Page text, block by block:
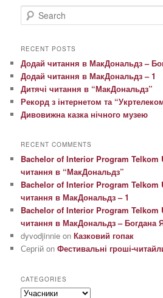
e
r
h
RECENT POSTS
Додай читання в МакДональдз –
Додай читання в МакДональдз – 1
Дитячі читання в “МакДональдз”
Рекорд з інтернетом та
Дивовижна казка нічного музею
RECENT COMMENTS
Bachelor of Interior Program Telkom
читання в “МакДональдз”
Bachelor of Interior Program Telkom
читання в МакДональдз – 1
Bachelor of Interior Program Telkom
читання в МакДональдз – Богдана
dyvodjinnie onКазковий гопак
Сергій onФестивальні гроші-
CATEGORIES
Categories